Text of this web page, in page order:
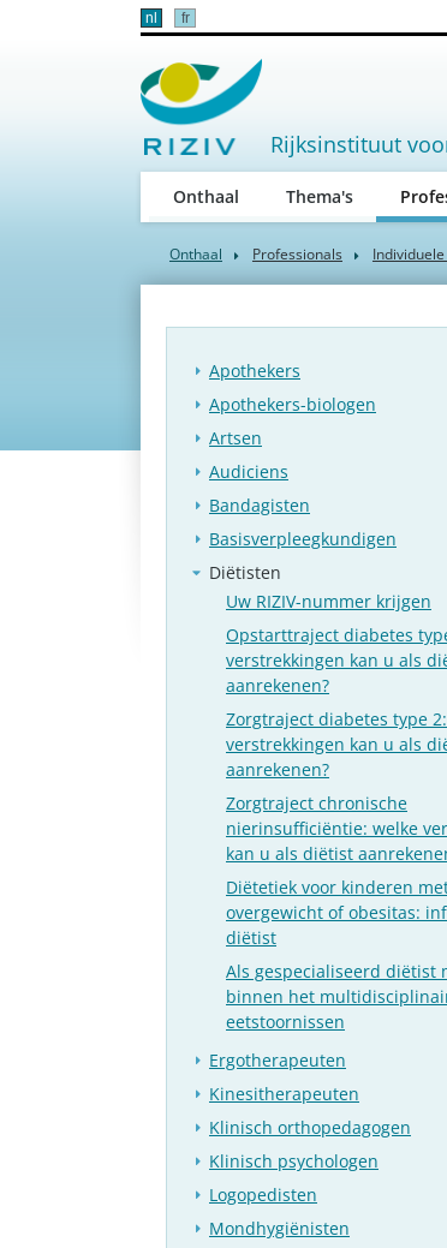
nl fr
Rijksinstituut
Onthaal Thema's
Onthaal Professionals
Apothekers
Apothekers-biologen
Artsen
Audiciens
Bandagisten
Basisverpleegkundigen
Diëtisten
Uw RIZIV-nummer krijgen
Opstarttraject diabetes
verstrekkingen kan u als
aanrekenen?
Zorgtraject diabetes type
verstrekkingen kan u als
aanrekenen?
Zorgtraject chronische
nierinsufficiëntie: welke
kan u als diëtist
Diëtetiek voor kinderen
overgewicht of obesitas:
diëtist
Als gespecialiseerd diëtist
binnen het
eetstoornissen
Ergotherapeuten
Kinesitherapeuten
Klinisch orthopedagogen
Klinisch psychologen
Logopedisten
Mondhygiënisten